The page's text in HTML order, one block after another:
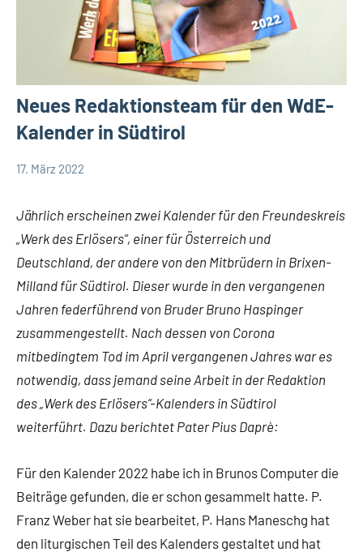
Neues Redaktionsteam für den WdE-
Kalender in Südtirol
Startseite
17. März 2022
Jährlich erscheinen zwei Kalender für den Freundeskreis
„Werk des Erlösers“, einer für Österreich und
Deutschland, der andere von den Mitbrüdern in Brixen-
Milland für Südtirol. Dieser wurde in den vergangenen
Jahren federführend von Bruder Bruno Haspinger
zusammengestellt. Nach dessen von Corona
mitbedingtem Tod im April vergangenen Jahres war es
notwendig, dass jemand seine Arbeit in der Redaktion
des „Werk des Erlösers“-Kalenders in Südtirol
weiterführt. Dazu berichtet Pater Pius Daprè:
Für den Kalender 2022 habe ich in Brunos Computer die
Beiträge gefunden, die er schon gesammelt hatte. P.
Franz Weber hat sie bearbeitet, P. Hans Maneschg hat
den liturgischen Teil des Kalenders gestaltet und hat